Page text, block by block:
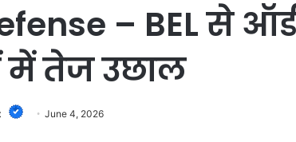
– BEL से
में तेज उछाल
June 4, 2026